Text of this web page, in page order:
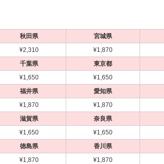
秋田県 宮城県
¥2,310 ¥1,870
千葉県 東京都
¥1,650 ¥1,650
福井県 愛知県
¥1,870 ¥1,870
滋賀県 奈良県
¥1,650 ¥1,650
徳島県 香川県
¥1,870 ¥1,870